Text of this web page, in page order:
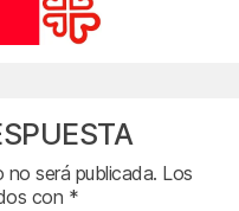
será publicada. Los
con *